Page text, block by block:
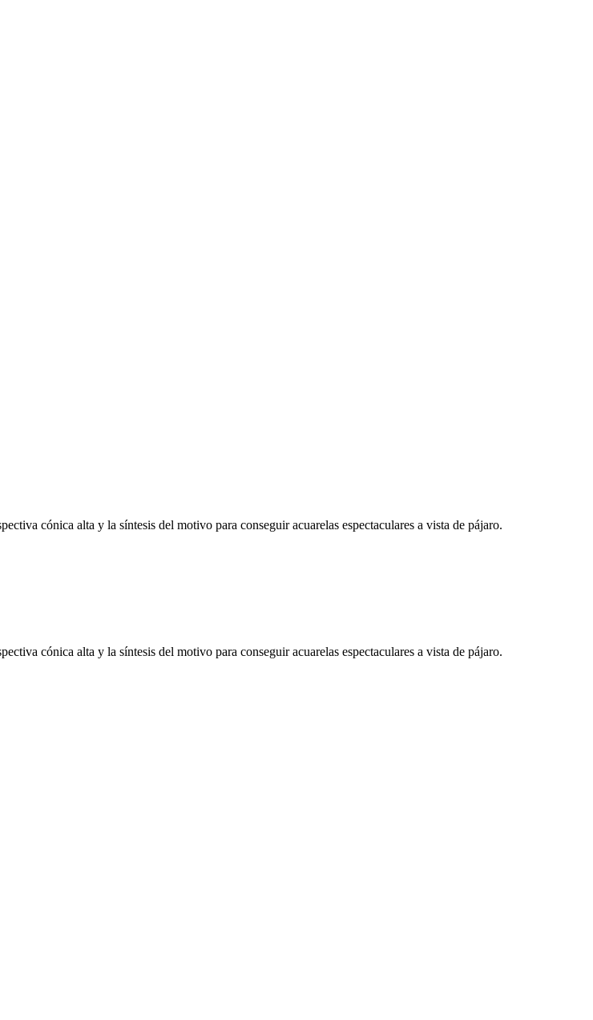
cónica alta y la síntesis del motivo para conseguir acuarelas espectaculares a vista de pájaro.
cónica alta y la síntesis del motivo para conseguir acuarelas espectaculares a vista de pájaro.